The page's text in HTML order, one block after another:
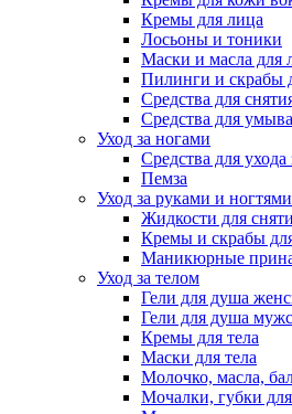
Кремы для лица
Лосьоны и тоники
Маски и масла для
Пилинги и скрабы
Средства для
Средства для
Уход за ногами
Средства для ухода
Пемза
Уход за руками и ногтями
Жидкости для
Кремы и скрабы
Маникюрные
Уход за телом
Гели для душа
Гели для душа
Кремы для тела
Маски для тела
Молочко, масла,
Мочалки, губки для